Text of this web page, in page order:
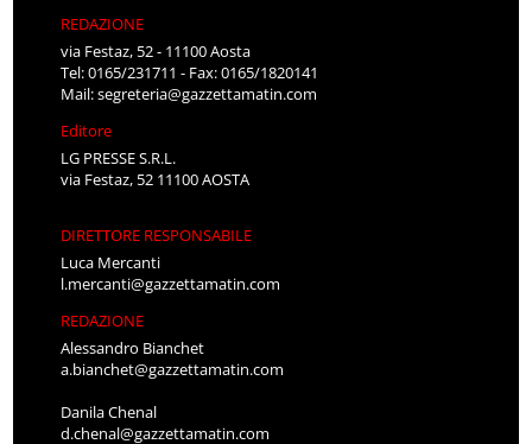
REDAZIONE
via Festaz, 52 - 11100 Aosta
Tel: 0165/231711 - Fax: 0165/1820141
Mail:segreteria@gazzettamatin.com
Editore
LG PRESSE S.R.L.
via Festaz, 52 11100 AOSTA
DIRETTORE RESPONSABILE
Luca Mercanti
l.mercanti@gazzettamatin.com
REDAZIONE
Alessandro Bianchet
a.bianchet@gazzettamatin.com
Danila Chenal
d.chenal@gazzettamatin.com